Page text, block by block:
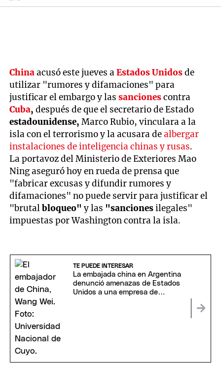
Chinaacusó este jueves aEstados Unidosde
utilizar "rumores y difamaciones" para
justificar el embargo y lassancionescontra
Cuba, después de que el secretario de Estado
estadounidense, Marco Rubio, vinculara a la
isla con el terrorismo y la acusara dealbergar
instalaciones de inteligencia chinas y rusas.
La portavoz del Ministerio de Exteriores Mao
Ning aseguró hoy en rueda de prensa que
"fabricar excusas y difundir rumores y
difamaciones" no puede servir para justificar el
"brutalbloqueo" y las "sancionesilegales"
impuestas por Washington contra la isla.
TE PUEDE INTERESAR
La embajada china en Argentina
denunció amenazas de Estados
Unidos a una empresa de